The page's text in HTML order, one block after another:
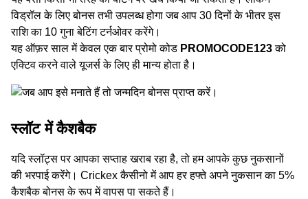
विड्रॉल के लिए बोनस तभी उपलब्ध होगा जब आप 30 दिनों के भीतर इस
राशि का 10 गुना बेटिंग टर्नओवर करेंगे।
यह ऑफ़र साल में केवल एक बार प्रोमो कोड PROMOCODE123को
एक्टिव करने वाले यूजर्स के लिए ही मान्य होता है।
स्लॉट में कैशबैक
यदि स्लॉट्स पर आपका सप्ताह खराब रहा है, तो हम आपके कुछ नुकसानों
की भरपाई करेंगे। Crickex कैसीनो में आप हर हफ्ते अपने नुकसान का 5%
कैशबैक बोनस के रूप में वापस पा सकते हैं।